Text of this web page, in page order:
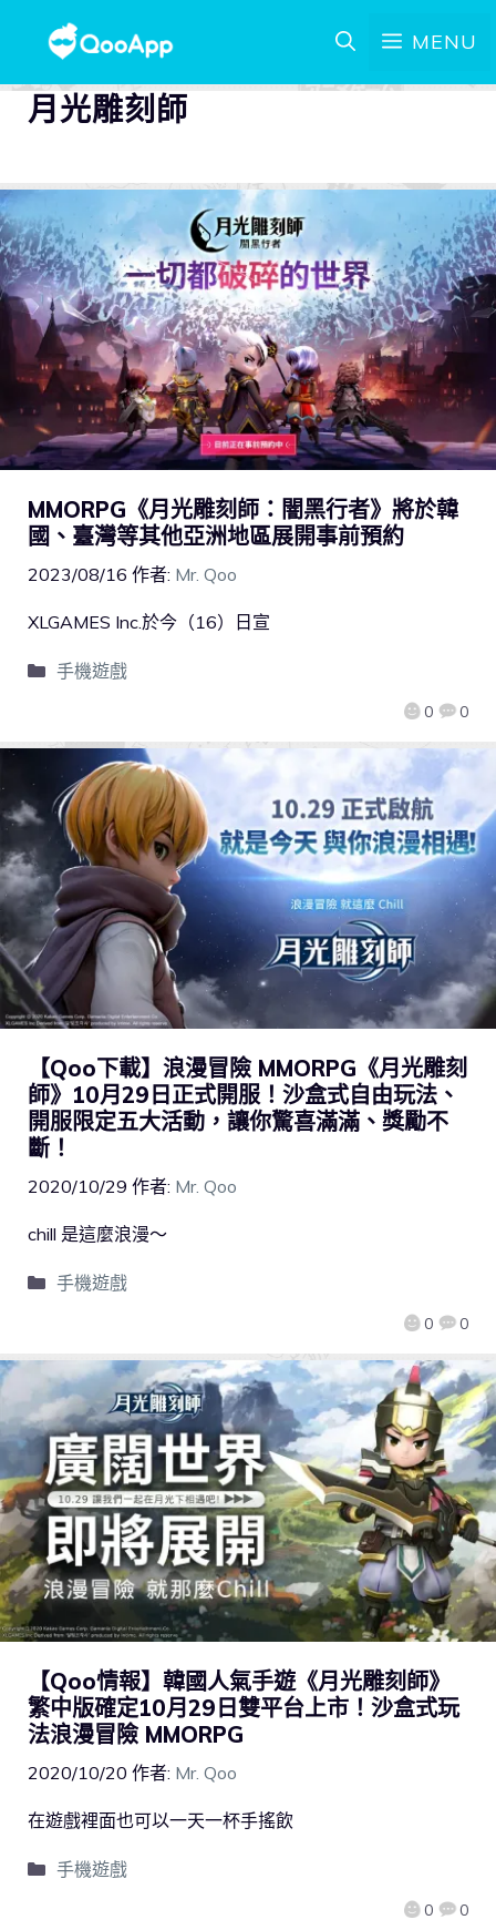
MENU
月光雕刻師
MMORPG《月光雕刻師：闇黑行者》將於韓
國、臺灣等其他亞洲地區展開事前預約
2023/08/16 作者: Mr. Qoo
0 0
XLGAMES Inc.於今（16）日宣
手機遊戲
【Qoo下載】浪漫冒險 MMORPG《月光雕刻
師》10月29日正式開服！沙盒式自由玩法、
開服限定五大活動，讓你驚喜滿滿、獎勵不
斷！
2020/10/29 作者: Mr. Qoo
0 0
chill 是這麼浪漫～
手機遊戲
【Qoo情報】韓國人氣手遊《月光雕刻師》
繁中版確定10月29日雙平台上市！沙盒式玩
法浪漫冒險 MMORPG
2020/10/20 作者: Mr. Qoo
0 0
在遊戲裡面也可以一天一杯手搖飲
手機遊戲